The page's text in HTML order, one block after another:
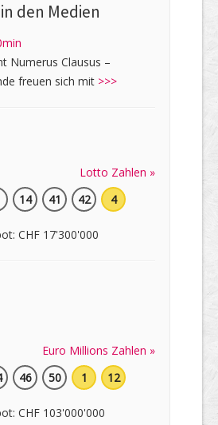
den Medien
Numerus Clausus –
freuen sich mit >>>
Lotto Zahlen »
14 41 42 4
CHF 17'300'000
Euro Millions Zahlen »
46 50 1 12
CHF 103'000'000